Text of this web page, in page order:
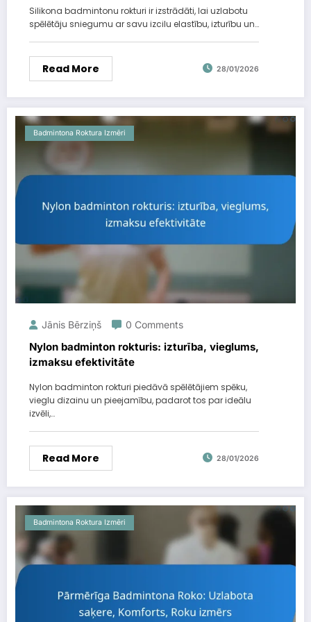
Silikona badmintonu rokturi ir izstrādāti, lai uzlabotu
spēlētāju sniegumu ar savu izcilu elastību, izturību un…
Read More 28/01/2026
Badmintona Roktura Izmēri
Jānis Bērziņš 0 Comments
Nylon badminton rokturis: izturība, vieglums,
izmaksu efektivitāte
Nylon badminton rokturi piedāvā spēlētājiem spēku,
vieglu dizainu un pieejamību, padarot tos par ideālu
izvēli,…
Read More 28/01/2026
Badmintona Roktura Izmēri